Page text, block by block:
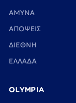
ΑΜΥΝΑ
ΑΠΟΨΕΙΣ
ΔΙΕΘΝΗ
ΕΛΛΑΔΑ
OLYMPIA